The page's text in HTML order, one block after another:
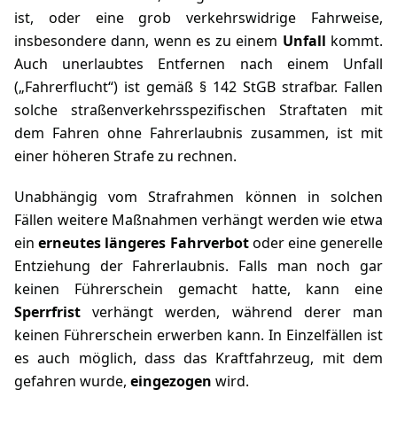
ist, oder eine grob verkehrswidrige Fahrweise,
insbesondere dann, wenn es zu einem Unfall kommt.
Auch unerlaubtes Entfernen nach einem Unfall
(„Fahrerflucht“) ist gemäß § 142 StGB strafbar. Fallen
solche straßenverkehrsspezifischen Straftaten mit
dem Fahren ohne Fahrerlaubnis zusammen, ist mit
einer höheren Strafe zu rechnen.
Unabhängig vom Strafrahmen können in solchen
Fällen weitere Maßnahmen verhängt werden wie etwa
einerneutes längeres Fahrverbotoder eine generelle
Entziehung der Fahrerlaubnis. Falls man noch gar
keinen Führerschein gemacht hatte, kann eine
Sperrfrist verhängt werden, während derer man
keinen Führerschein erwerben kann. In Einzelfällen ist
es auch möglich, dass das Kraftfahrzeug, mit dem
gefahren wurde, eingezogen wird.